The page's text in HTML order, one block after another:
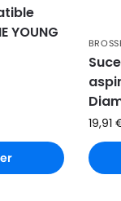
S578
YOUNG
19,91